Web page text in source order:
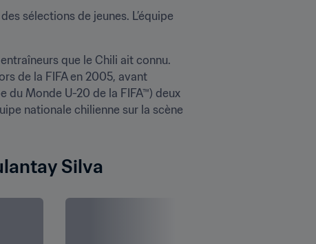
sélections de jeunes. L’équipe
que le Chili ait connu.
de la FIFA en 2005, avant
Monde U-20 de la FIFA™) deux
nationale chilienne sur la scène
Silva